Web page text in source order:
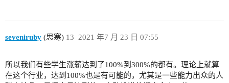
seveniruby (思寒) 2021 年7 月 23 日 07:55
13
所以我们有些学生涨薪达到了100%到300%的都有。理论上就算
在这个行业，达到100%也是有可能的，尤其是一些能力出众的人